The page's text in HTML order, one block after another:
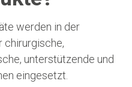
werden in der
chirurgische,
unterstützende und
eingesetzt.